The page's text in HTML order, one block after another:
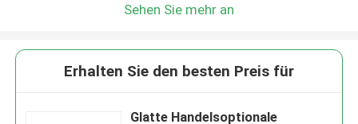
Sehen Sie mehr an
Erhalten Sie den besten Preis für
Glatte Handelsoptionale